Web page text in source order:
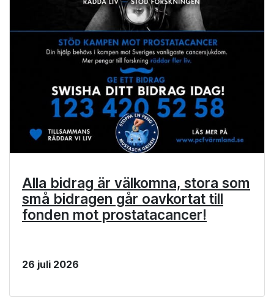
Alla bidrag är välkomna, stora som
små bidragen går oavkortat till
fonden mot prostatacancer!
26 juli 2026